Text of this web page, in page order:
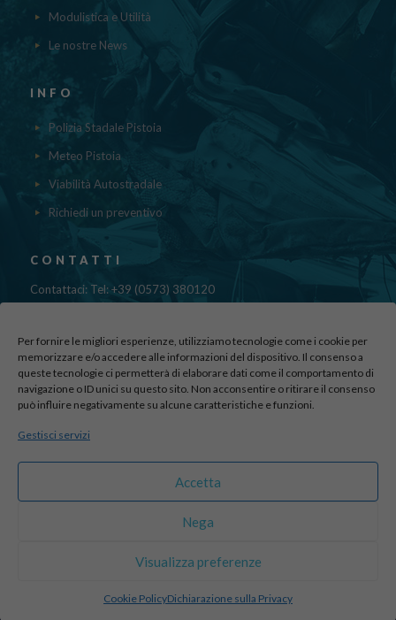
Per fornire le migliori esperienze, utilizziamo tecnologie come i cookie per
memorizzare e/o accedere alle informazioni del dispositivo. Il consenso a
queste tecnologie ci permetterà di elaborare dati come il comportamento di
navigazione o ID unici su questo sito. Non acconsentire o ritirare il consenso
può influire negativamente su alcune caratteristiche e funzioni.
Gestisci servizi
Accetta
Nega
Visualizza preferenze
Cookie PolicyDichiarazione sulla Privacy
Modulistica e Utilità
Le nostre News
INFO
Polizia Stadale Pistoia
Meteo Pistoia
Viabilità Autostradale
Richiedi un preventivo
CONTATTI
Contattaci: Tel: +39 (0573) 380120
Fax: 39 (0573) 985420
Via di Canapale, 10
51100 PISTOIA
Find us here:
sito realizzato da
Reserved | Credits